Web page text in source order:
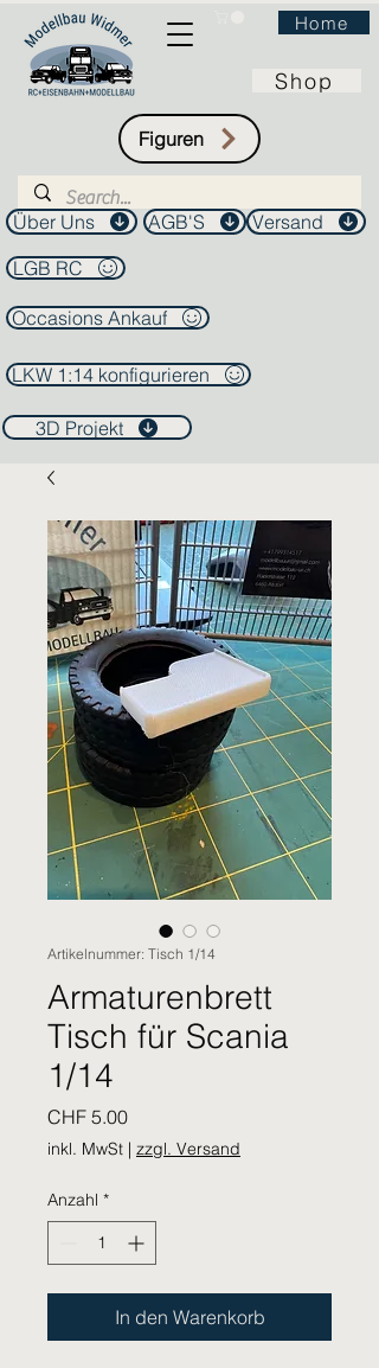
Home
Shop
Figuren
Über Uns AGB'S
Versand
LGB RC
Occasions Ankauf
LKW 1:14 konfigurieren
3D Projekt
Artikelnummer: Tisch 1/14
Armaturenbrett
Tisch für Scania
1/14
CHF 5.00Preis
inkl. MwSt | zzgl. Versand
Anzahl *
In den Warenkorb